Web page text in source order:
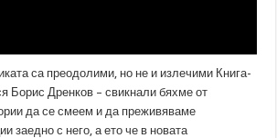
са преодолими, но не и излечими Книга-
Борис Дренков – свикнали бяхме от
да се смеем и да преживяваме
заедно с него, а ето че в новата